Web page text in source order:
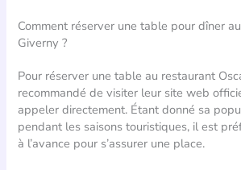
Comment réserver une table pour dîner
Giverny ?
Pour réserver une table au restaurant
recommandé de visiter leur site web
appeler directement. Étant donné sa
pendant les saisons touristiques, il est
à l’avance pour s’assurer une place.